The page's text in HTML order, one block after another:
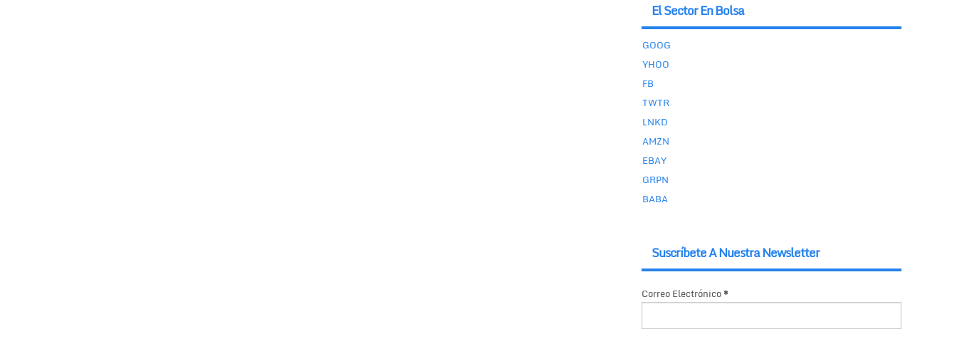
El Sector En Bolsa
GOOG
YHOO
FB
TWTR
LNKD
AMZN
EBAY
GRPN
BABA
Suscríbete A Nuestra Newsletter
Correo Electrónico*